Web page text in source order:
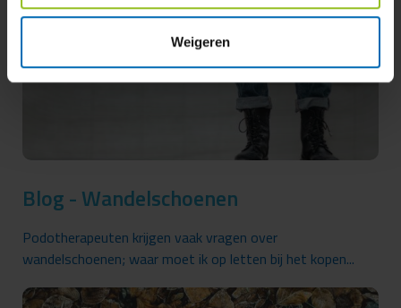
Weigeren
Blog - Wandelschoenen
Podotherapeuten krijgen vaak vragen over
wandelschoenen; waar moet ik op letten bij het kopen...